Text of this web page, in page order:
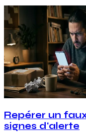
Repérer un
signes d'alerte